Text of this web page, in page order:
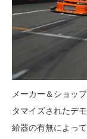
メーカー＆ショッ
タマイズされたデ
給器の有無によっ